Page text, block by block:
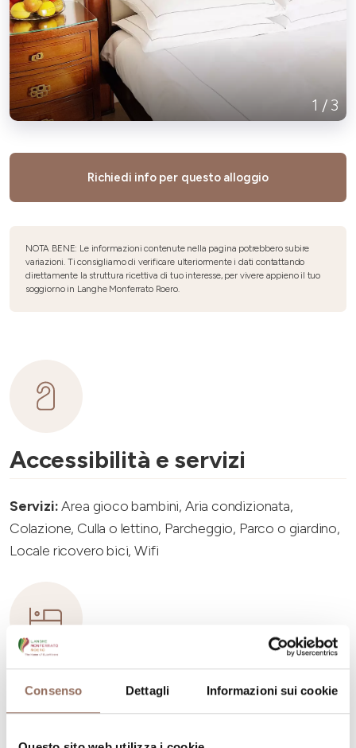
Consenso Dettagli Informazioni sui cookie
1 / 3
Richiedi info per questo alloggio
NOTA BENE: Le informazioni contenute nella pagina potrebbero subire
variazioni. Ti consigliamo di verificare ulteriormente i dati contattando
direttamente la struttura ricettiva di tuo interesse, per vivere appieno il tuo
soggiorno in Langhe Monferrato Roero.
Accessibilità e servizi
Servizi:Area gioco bambini, Aria condizionata,
Colazione, Culla o lettino, Parcheggio, Parco o giardino,
Locale ricovero bici, Wifi
Capacità ricettiva